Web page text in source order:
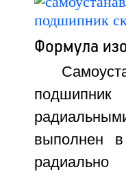
Формула
выполнен